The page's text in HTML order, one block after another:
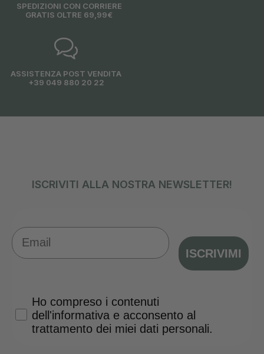
SPEDIZIONI CON CORRIERE
GRATIS OLTRE 69,99€
ASSISTENZA POST VENDITA
+39 049 880 20 22
ISCRIVITI ALLA NOSTRA NEWSLETTER!
Email
ISCRIVIMI
Privacy Policy
Ho compreso i contenuti
dell'informativa e acconsento al
trattamento dei miei dati personali.